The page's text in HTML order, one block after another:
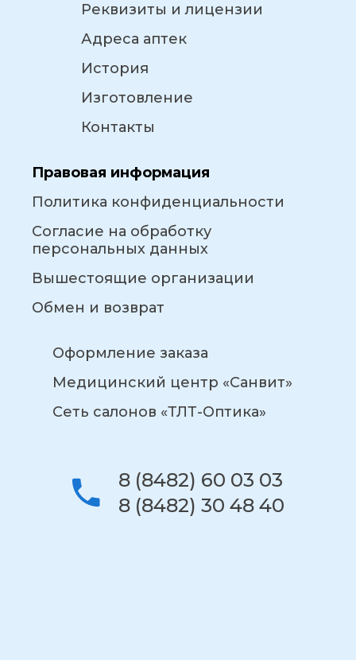
Реквизиты и лицензии
Адреса аптек
История
Изготовление
Контакты
Правовая информация
Политика конфиденциальности
Согласие на обработку
персональных данных
Вышестоящие организации
Обмен и возврат
Оформление заказа
Медицинский центр «Санвит»
Сеть салонов «ТЛТ-Оптика»
8 (8482) 60 03 03
8 (8482) 30 48 40